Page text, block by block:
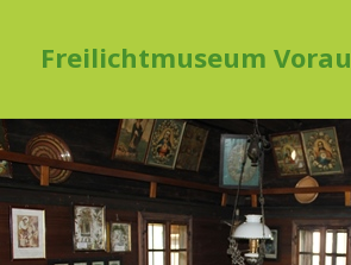
Freilichtmuseum Vorau